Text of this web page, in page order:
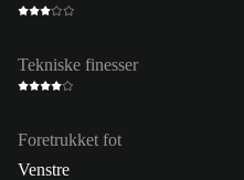
Tekniske finesser
Foretrukket fot
Venstre